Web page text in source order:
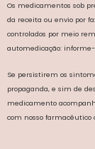
Os medicamentos sob
da receita ou envio por
controlados por meio
automedicação:
Se persistirem os
propaganda, e sim de
medicamento
com nosso